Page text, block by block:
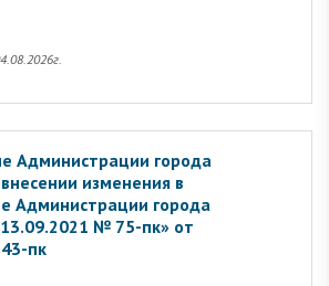
Администрации города
изменения в
Администрации города
№ 75-пк» от
пк